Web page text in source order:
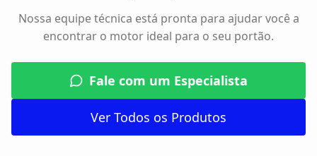
Nossa equipe técnica está pronta para ajudar você a
encontrar o motor ideal para o seu portão.
Fale com um Especialista
Ver Todos os Produtos